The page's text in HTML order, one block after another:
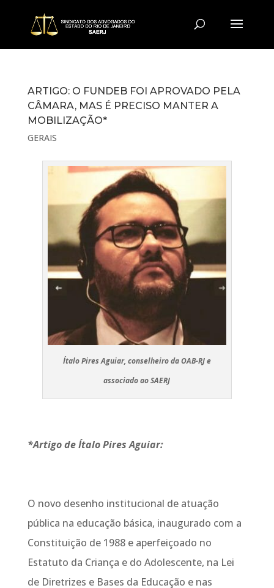
ARTIGO: O FUNDEB FOI APROVADO PELA
CÂMARA, MAS É PRECISO MANTER A
MOBILIZAÇÃO*
GERAIS
Ítalo Pires Aguiar, conselheiro da OAB-RJ e
associado ao SAERJ
*Artigo de Ítalo Pires Aguiar:
O novo desenho institucional de atuação
pública na educação básica, inaugurado com a
Constituição de 1988 e aperfeiçoado no
Estatuto da Criança e do Adolescente, na Lei
de Diretrizes e Bases da Educação e nas